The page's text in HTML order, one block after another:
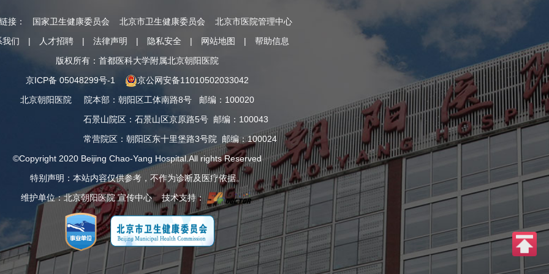
接： 国家卫生健康委员会 北京市卫生健康委员会
北京市医院管理中心
我们
| 人才招聘 | 法律声明 | 隐私安全 | 网站地图 |
帮助信息
版权所有：首都医科大学附属北京朝阳医院
京ICP备 05048299号-1
京公网安备11010502033042
北京朝阳医院
院本部 ： 朝阳区工体南路8号 邮编：100020
石景山院区 ： 石景山区京原路5号 邮编：100043
常营院区 ： 朝阳区东十里堡路3号院 邮编：100024
©Copyright 2020 Beijing Chao-Yang Hospital.All rights Reserved
特别声明：本站内容仅供参考，不作为诊断及医疗依据。
维护单位：北京朝阳医院 宣传中心 技术支持：